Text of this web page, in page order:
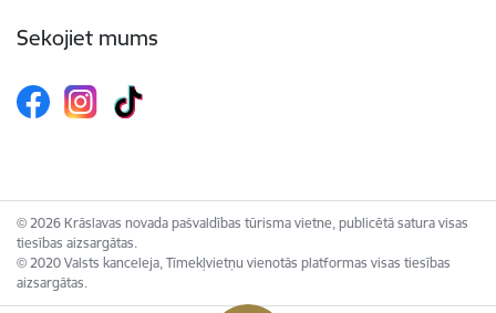
Sekojiet mums
© 2026 Krāslavas novada pašvaldības tūrisma vietne, publicētā satura visas
tiesības aizsargātas.
© 2020 Valsts kanceleja, Tīmekļvietņu vienotās platformas visas tiesības
aizsargātas.